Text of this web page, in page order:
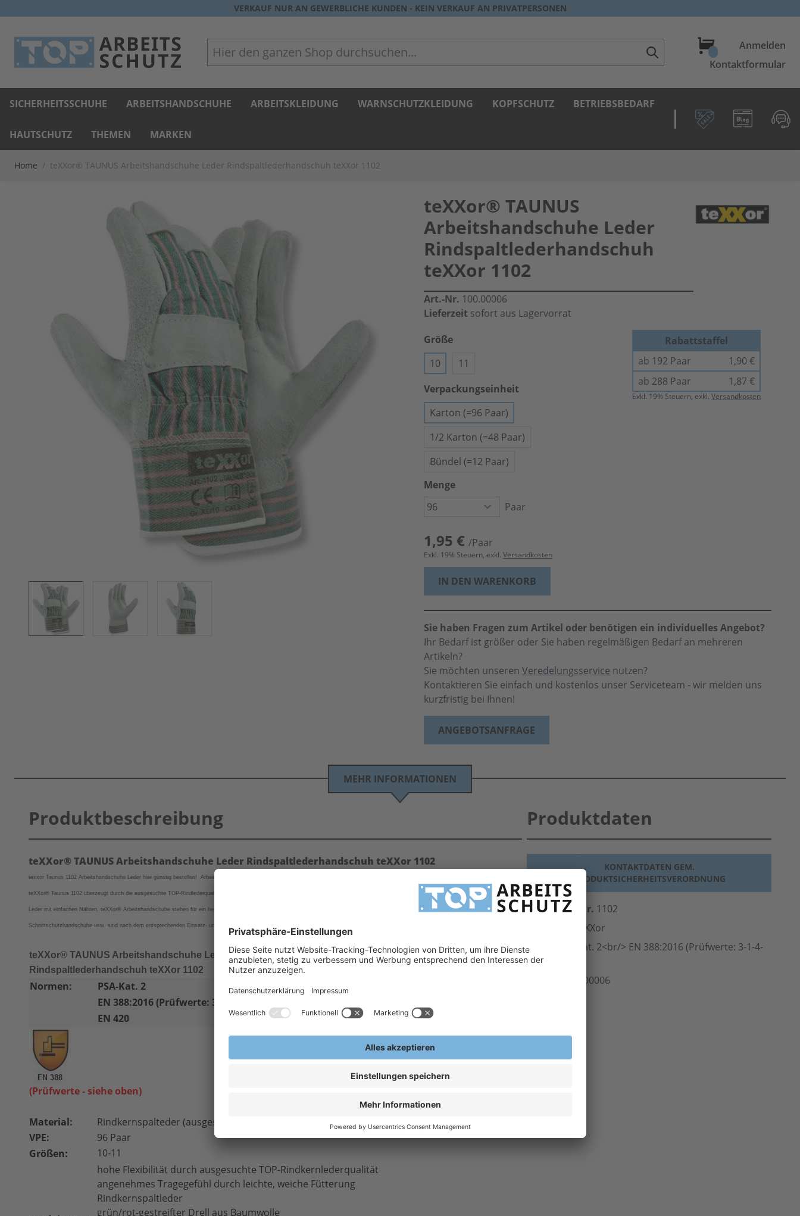
VERKAUF NUR AN GEWERBLICHE KUNDEN - KEIN VERKAUF AN PRIVATPERSONEN
Hier den ganzen Shop durchsuchen... WarenkorbAnmelden
Kontaktformular
SICHERHEITSSCHUHE ARBEITSHANDSCHUHE ARBEITSKLEIDUNG WARNSCHUTZKLEIDUNG KOPFSCHUTZ BETRIEBSBEDARF
HAUTSCHUTZ THEMEN MARKEN
Home / teXXor® TAUNUS Arbeitshandschuhe Leder Rindspaltlederhandschuh teXXor 1102
teXXor® TAUNUS
Arbeitshandschuhe Leder
Rindspaltlederhandschuh
teXXor 1102
Art.-Nr. 100.00006
Lieferzeit sofort aus Lagervorrat
Größe
10
11
Verpackungseinheit
Karton (=96 Paar)
1/2 Karton (=48 Paar)
Bündel (=12 Paar)
Menge
Paar
1,95 € /Paar
Exkl. 19% Steuern, exkl. Versandkosten
Rabattstaffel
ab 192 Paar
1,90 €
ab 288 Paar
1,87 €
Exkl. 19% Steuern, exkl.Versandkosten
IN DEN WARENKORB
Sie haben Fragen zum Artikel oder benötigen ein individuelles Angebot?
Ihr Bedarf ist größer oder Sie haben regelmäßigen Bedarf an mehreren
Artikeln?
Sie möchten unseren Veredelungsservice nutzen?
Kontaktieren Sie einfach und kostenlos unser Serviceteam - wir melden uns
kurzfristig bei Ihnen!
ANGEBOTSANFRAGE
MEHR INFORMATIONEN
Produktbeschreibung
teXXor® TAUNUS Arbeitshandschuhe Leder Rindspaltlederhandschuh teXXor 1102
texxor Taunus 1102 Arbeitshandschuhe Leder hier günstig bestellen! Arbeitshandschuhe und Montagehandschuhe hier vergleichen und jetzt sparen!
teXXor® Taunus 1102 überzeugt durch die ausgesuchte TOP-Rindlederqualität. Arbeitshandschuhe Leder mit Doppelnähten bieten in der Regel eine höhere Verschleißgrenze als Arbeitshandschuhe
Leder mit einfachen Nähten. teXXor® Arbeitshandschuhe stehen für ein hervorragendes Preis-Leistungs-Verhältnis. Arbeitshandschuhe Leder, aber auch Montagehandschuhe,
Schnittschutzhandschuhe usw. sind nach dem entsprechenden Einsatz- und Arbeitsgebiet zu wählen. Gern stehen wir Ihnen bei Fragen hilfreich zur Seite!
teXXor® TAUNUS Arbeitshandschuhe Leder
Rindspaltlederhandschuh teXXor 1102
Normen:
PSA-Kat. 2
EN 388:2016 (Prüfwerte: 3-1-4-3-X)
EN 420
(Prüfwerte - siehe oben)
Material:
Rindkernspalteder (ausgesuchte Qualität)
VPE:
96 Paar
Größen:
10-11
hohe Flexibilität durch ausgesuchte TOP-Rindkernlederqualität
angenehmes Tragegefühl durch leichte, weiche Fütterung
Rindkernspaltleder
grün/rot-gestreifter Drell aus Baumwolle
Produktdaten
KONTAKTDATEN GEM.
PRODUKTSICHERHEITSVERORDNUNG
Herst.-Art.-Nr. 1102
teXXor
Norm
PSA-Kat. 2<br/> EN 388:2016 (Prüfwerte: 3-1-4-
3-X)
100.00006